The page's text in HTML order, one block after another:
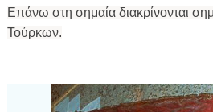
Επάνω στη σημαία διακρίνονται
Τούρκων.